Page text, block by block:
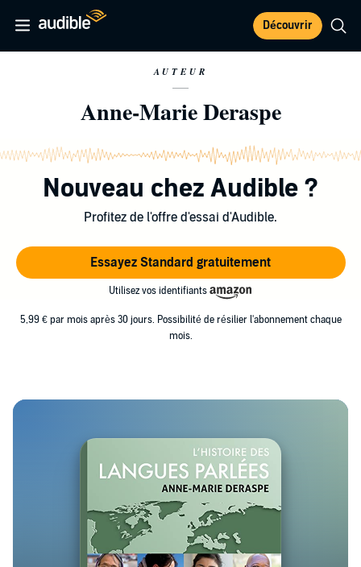
Découvrir
AUTEUR
Anne-Marie Deraspe
Nouveau chez Audible ?
Profitez de l'offre d'essai d'Audible.
Essayez Standard gratuitement
Utilisez vos identifiants
5,99 € par mois après 30 jours. Possibilité de résilier l'abonnement chaque
mois.